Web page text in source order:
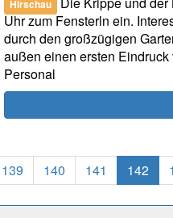
Hirschau
Uhr zum Fensterln ein.
durch den großzügigen
außen einen ersten
Personal
139 140 141 142